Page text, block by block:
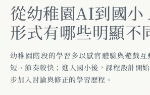
從幼稚園AI到國
形式有哪些明顯不
幼稚園階段的學習多以感官體驗與遊戲
短、節奏較快；進入國小後，課程設計開
步加入討論與修正的學習歷程。